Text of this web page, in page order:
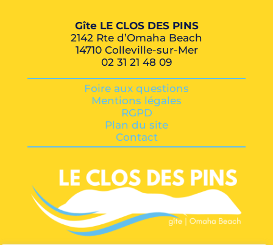
Gîte LE CLOS DES PINS
2142 Rte d’Omaha Beach
14710 Colleville-sur-Mer
02 31 21 48 09
Foire aux questions
Mentions légales
RGPD
Plan du site
Contact